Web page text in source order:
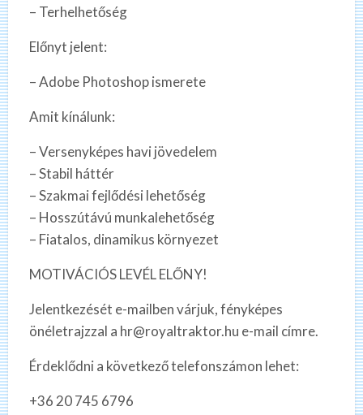
– Terhelhetőség
Előnyt jelent:
– Adobe Photoshop ismerete
Amit kínálunk:
– Versenyképes havi jövedelem
– Stabil háttér
– Szakmai fejlődési lehetőség
– Hosszútávú munkalehetőség
– Fiatalos, dinamikus környezet
MOTIVÁCIÓS LEVÉL ELŐNY!
Jelentkezését e-mailben várjuk, fényképes
önéletrajzzal a hr@royaltraktor.hu e-mail címre.
Érdeklődni a következő telefonszámon lehet:
+36 20 745 6796